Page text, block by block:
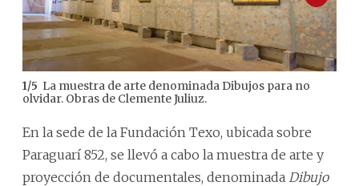
1/5 La muestra de arte denominada Dibujos para no
olvidar. Obras de Clemente Juliuz.
En la sede de la Fundación Texo, ubicada sobre
Paraguarí 852, se llevó a cabo la muestra de arte y
proyección de documentales, denominada Dibujo